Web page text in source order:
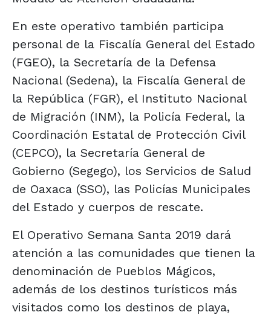
En este operativo también participa
personal de la Fiscalía General del Estado
(FGEO), la Secretaría de la Defensa
Nacional (Sedena), la Fiscalía General de
la República (FGR), el Instituto Nacional
de Migración (INM), la Policía Federal, la
Coordinación Estatal de Protección Civil
(CEPCO), la Secretaría General de
Gobierno (Segego), los Servicios de Salud
de Oaxaca (SSO), las Policías Municipales
del Estado y cuerpos de rescate.
El Operativo Semana Santa 2019 dará
atención a las comunidades que tienen la
denominación de Pueblos Mágicos,
además de los destinos turísticos más
visitados como los destinos de playa,